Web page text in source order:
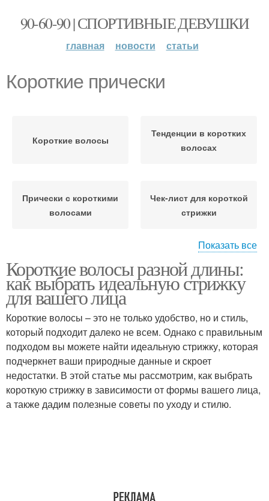
90-60-90 | СПОРТИВНЫЕ ДЕВУШКИ
главная новости статьи
Короткие прически
Короткие волосы
Тенденции в коротких
волосах
Прически с короткими
волосами
Чек-лист для короткой
стрижки
волосы
Короткая прямая
Прически с прямой
Прически с удлиненной
челкой
Короткие стрижки
Стрижки на короткие
волосы
Показать все
Короткие волосы разной длины:
как выбрать идеальную стрижку
для вашего лица
Короткие волосы – это не только удобство, но и стиль,
который подходит далеко не всем. Однако с правильным
подходом вы можете найти идеальную стрижку, которая
подчеркнет ваши природные данные и скроет
недостатки. В этой статье мы рассмотрим, как выбрать
короткую стрижку в зависимости от формы вашего лица,
а также дадим полезные советы по уходу и стилю.